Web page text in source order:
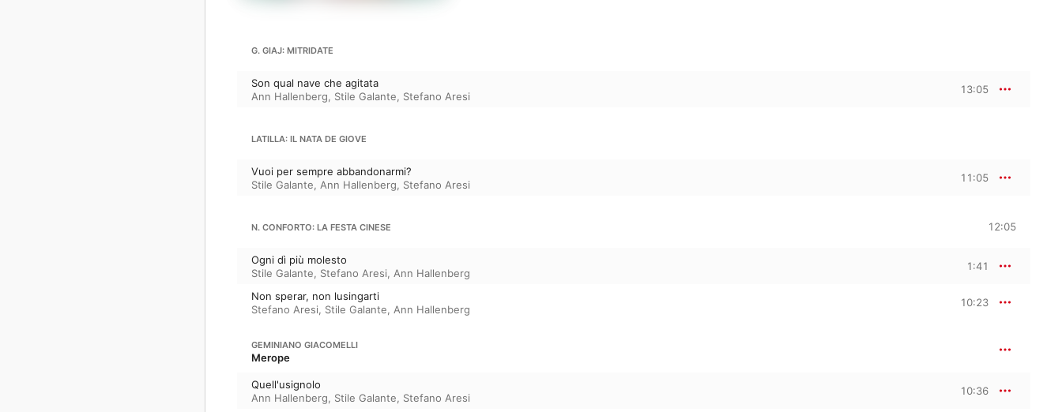
G. GIAJ: MITRIDATE
Son qual nave che agitata
Ann Hallenberg, Stile Galante, Stefano Aresi
13:05
LATILLA: IL NATA DE GIOVE
Vuoi per sempre abbandonarmi?
Stile Galante, Ann Hallenberg, Stefano Aresi
11:05
N. CONFORTO: LA FESTA CINESE 12:05
Ogni dì più molesto
Stile Galante, Stefano Aresi, Ann Hallenberg
1:41
Non sperar, non lusingarti
Stefano Aresi, Stile Galante, Ann Hallenberg
10:23
GEMINIANO GIACOMELLI
Merope
Quell'usignolo
Ann Hallenberg, Stile Galante, Stefano Aresi
10:36